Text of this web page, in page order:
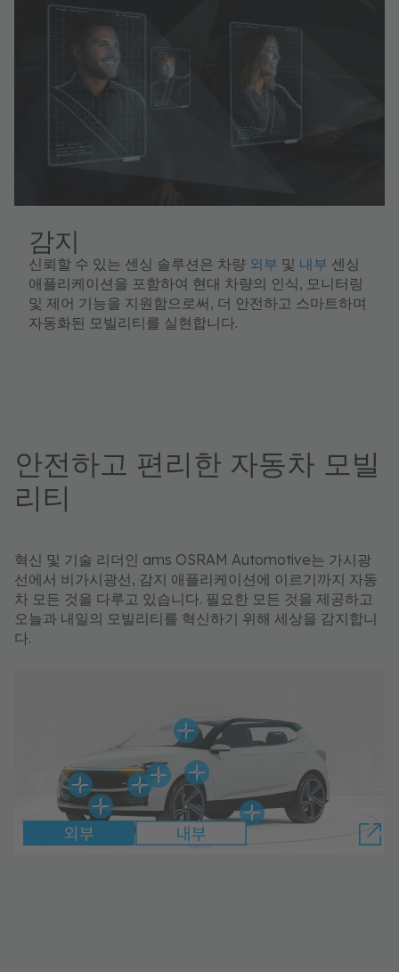
감지
신뢰할 수 있는 센싱 솔루션은 차량 외부 및 내부 센싱
애플리케이션을 포함하여 현대 차량의 인식, 모니터링
및 제어 기능을 지원함으로써, 더 안전하고 스마트하며
자동화된 모빌리티를 실현합니다.
안전하고 편리한 자동차 모빌
리티
​​​​혁신 및 기술 리더인 ams OSRAM Automotive는 가시광
선에서 비가시광선, 감지 애플리케이션에 이르기까지 자동
차 모든 것을 다루고 있습니다. 필요한 모든 것을 제공하고
오늘과 내일의 모빌리티를 혁신하기 위해 세상을 감지합니
다.